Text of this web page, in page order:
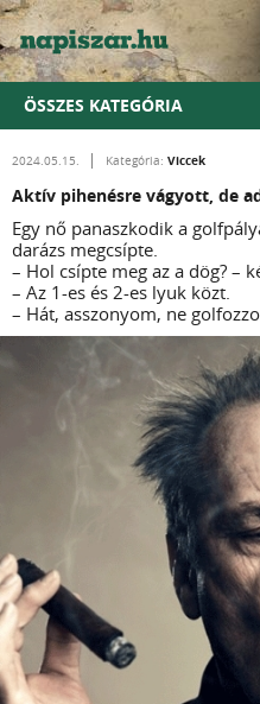
ÖSSZES KATEGÓRIA
2024.05.15. Kategória: Viccek
Aktív pihenésre vágyott, de
Egy nő panaszkodik a
darázs megcsípte.
– Hol csípte meg az a dög? –
– Az 1-es és 2-es lyuk közt.
– Hát, asszonyom, ne